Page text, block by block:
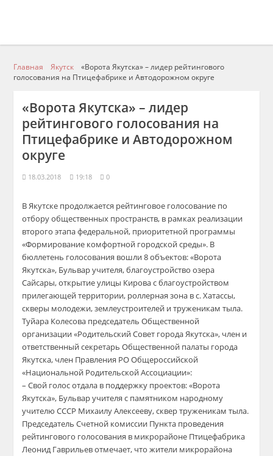
Главная Якутск
«Ворота Якутска» – лидер рейтингового
голосования на Птицефабрике и Автодорожном округе
«Ворота Якутска» – лидер
рейтингового голосования на
Птицефабрике и Автодорожном
округе
18.03.2018 19:18 0
В Якутске продолжается рейтинговое голосование по
отбору общественных пространств, в рамках реализации
второго этапа федеральной, приоритетной программы
«Формирование комфортной городской среды». В
бюллетень голосования вошли 8 объектов: «Ворота
Якутска», Бульвар учителя, благоустройство озера
Сайсары, открытие улицы Кирова с благоустройством
прилегающей территории, роллерная зона в с. Хатассы,
скверы молодежи, землеустроителей и труженикам тыла.
Туйара Колесова председатель Общественной
организации «Родительский Совет города Якутска», член и
ответственный секретарь Общественной палаты города
Якутска, член Правления РО Общероссийской
«Национальной Родительской Ассоциации»:
– Свой голос отдала в поддержку проектов: «Ворота
Якутска», Бульвар учителя с памятником народному
учителю СССР Михаилу Алексееву, сквер труженикам тыла.
Председатель Счетной комиссии Пункта проведения
рейтингового голосования в микрорайоне Птицефабрика
Леонид Гаврильев отмечает, что жители микрорайона